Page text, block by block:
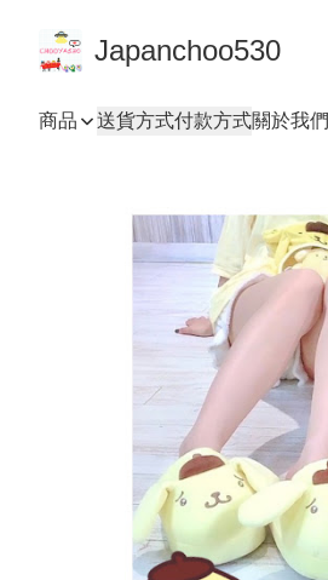
Japanchoo530
商品 送貨方式付款方式關於我們